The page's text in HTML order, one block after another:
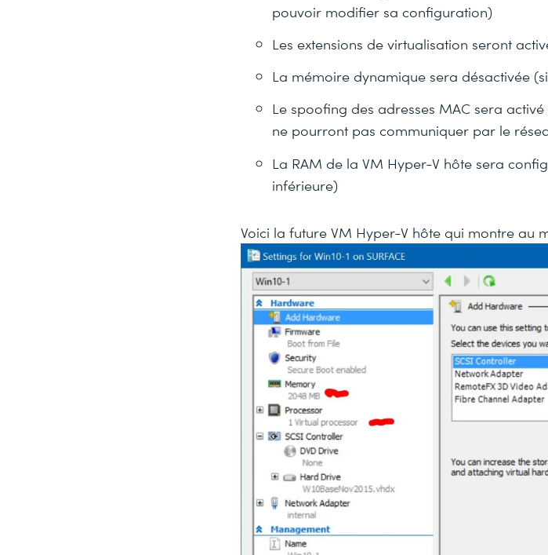
pouvoir modifier sa configuration)
Les extensions de virtualisation seront
La mémoire dynamique sera désactivée
Le spoofing des adresses MAC sera
ne pourront pas communiquer par le
La RAM de la VM Hyper-V hôte sera
inférieure)
Voici la future VM Hyper-V hôte qui montre au